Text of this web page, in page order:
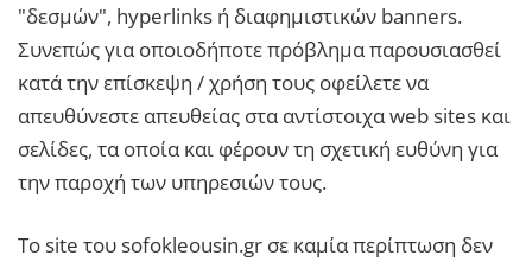
"δεσμών", hyperlinks ή διαφημιστικών banners.
Συνεπώς για οποιοδήποτε πρόβλημα παρουσιασθεί
κατά την επίσκεψη / χρήση τους οφείλετε να
απευθύνεστε απευθείας στα αντίστοιχα web sites και
σελίδες, τα οποία και φέρουν τη σχετική ευθύνη για
την παροχή των υπηρεσιών τους.
Το site του sofokleousin.gr σε καμία περίπτωση δεν